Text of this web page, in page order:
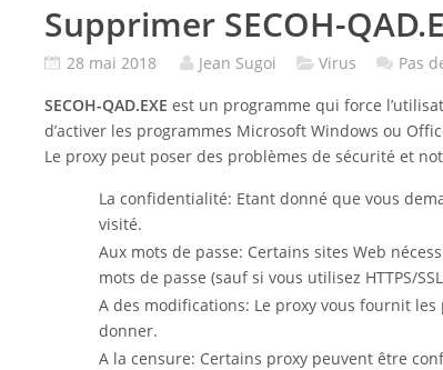
Supprimer SECOH-
28 mai 2018 Jean Sugoi Virus
Pas
SECOH-QAD.EXE est un programme qui force
d’activer les programmes Microsoft Windows ou
Le proxy peut poser des problèmes de sécurité et
La confidentialité: Etant donné que vous
visité.
Aux mots de passe: Certains sites Web
mots de passe (sauf si vous utilisez HTTPS/
A des modifications: Le proxy vous fournit
donner.
A la censure: Certains proxy peuvent être